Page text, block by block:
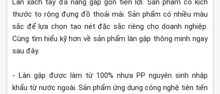
Làn xách tay đa năng gấp gọn tiện lợi. Sản phẩm có kích
thước to rộng đựng đồ thoải mái. Sản phẩm có nhiều màu
sắc để lựa chọn tạo nét đặc sắc riêng cho doanh nghiệp.
Cùng tìm hiểu kỹ hơn về sản phẩm làn gập thông minh ngay
sau đây.
- Làn gập được làm từ 100% nhựa PP nguyên sinh nhập
khẩu từ nước ngoài. Sản phẩm ứng dụng công nghệ tiên tiến